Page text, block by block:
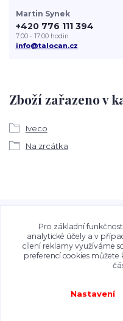
Zboží zařazeno v
Iveco
Na zrcátka
Martin Synek
+420 776 111 394
7:00 - 17:00 hodin
info@talocan.cz
obsah zveřejněný na
CeskeSamolepky.cz jsou
použití bez předchozího
je zakázáno.
Pro základní
analytické účely a v
cílení reklamy využíváme
preferencí cookies
Nastavení